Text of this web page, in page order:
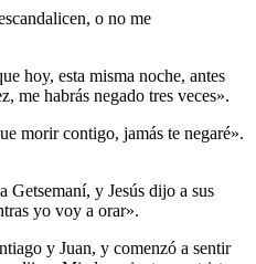
o no me
hoy, esta misma noche, antes
me habrás negado tres veces».
morir contigo, jamás te negaré».
Getsemaní, y Jesús dijo a sus
yo voy a orar».
y Juan, y comenzó a sentir